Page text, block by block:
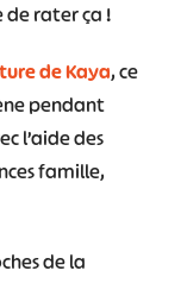
rater ça !
de Kaya, ce
pendant
l’aide des
famille,
de la